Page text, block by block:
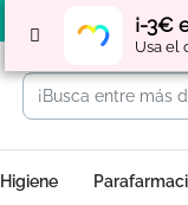
¡-3€
Usa el
Higiene